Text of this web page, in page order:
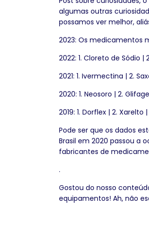
algumas outras
possamos ver melhor,
2023: Os medicamentos
2022: 1. Cloreto de Sódio
2021: 1. Ivermectina | 2.
2020: 1. Neosoro | 2.
2019: 1. Dorflex | 2. Xarelto
Pode ser que os dados
Brasil em 2020 passou a
fabricantes de
.
Gostou do nosso
equipamentos! Ah, não